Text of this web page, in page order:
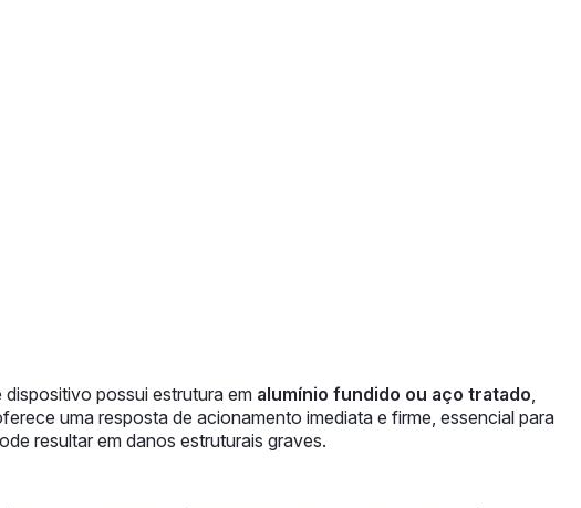
possui estrutura em alumínio fundido ou aço tratado,
uma resposta de acionamento imediata e firme, essencial para
resultar em danos estruturais graves.